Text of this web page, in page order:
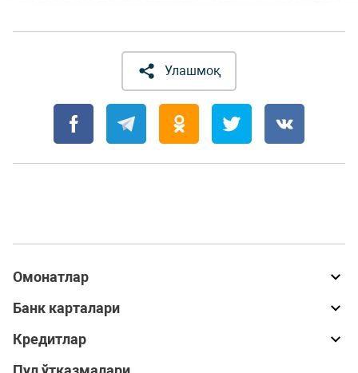
Улашмоқ
Омонатлар
Банк карталари
Кредитлар